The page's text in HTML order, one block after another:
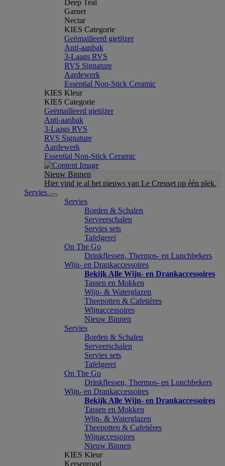
Deep Teal
Garnet
Nectar
KIES Categorie
Geëmailleerd gietijzer
Anti-aanbak
3-Laags RVS
RVS Signature
Aardewerk
Essential Non-Stick Ceramic
KIES Kleur
KIES Categorie
Geëmailleerd gietijzer
Anti-aanbak
3-Laags RVS
RVS Signature
Aardewerk
Essential Non-Stick Ceramic
Nieuw Binnen
Hier vind je al het nieuws van Le Creuset op één plek.
Servies
Servies
Borden & Schalen
Serveerschalen
Servies sets
Tafelgerei
On The Go
Drinkflessen, Thermos- en Lunchbekers
Wijn- en Drankaccessoires
Bekijk Alle Wijn- en Drankaccessoires
Tassen en Mokken
Wijn- & Waterglazen
Theepotten & Cafetières
Wijnaccessoires
Nieuw Binnen
Servies
Borden & Schalen
Serveerschalen
Servies sets
Tafelgerei
On The Go
Drinkflessen, Thermos- en Lunchbekers
Wijn- en Drankaccessoires
Bekijk Alle Wijn- en Drankaccessoires
Tassen en Mokken
Wijn- & Waterglazen
Theepotten & Cafetières
Wijnaccessoires
Nieuw Binnen
KIES Kleur
Kersenrood